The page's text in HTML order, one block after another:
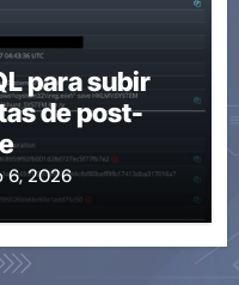
para subir
de post-
6, 2026